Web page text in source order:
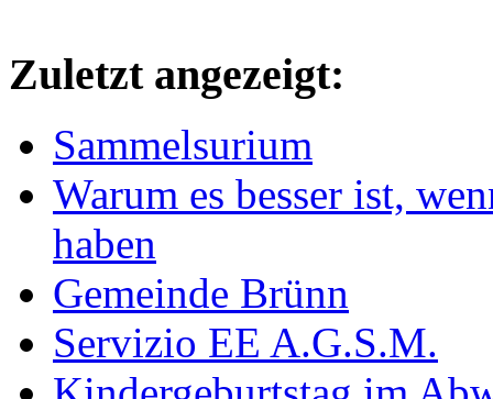
Zuletzt angezeigt:
Sammelsurium
Warum es besser ist,
haben
Gemeinde Brünn
Servizio EE A.G.S.M.